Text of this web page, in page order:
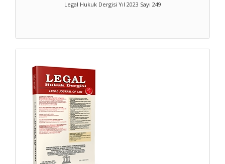
Legal Hukuk Dergisi Yıl 2023 Sayı 249